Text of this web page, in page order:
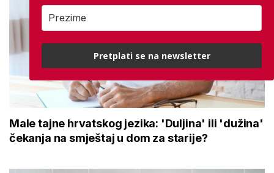
Male tajne hrvatskog jezika: 'Duljina' ili 'dužina'
čekanja na smještaj u dom za starije?
Pretplati se na newsletter